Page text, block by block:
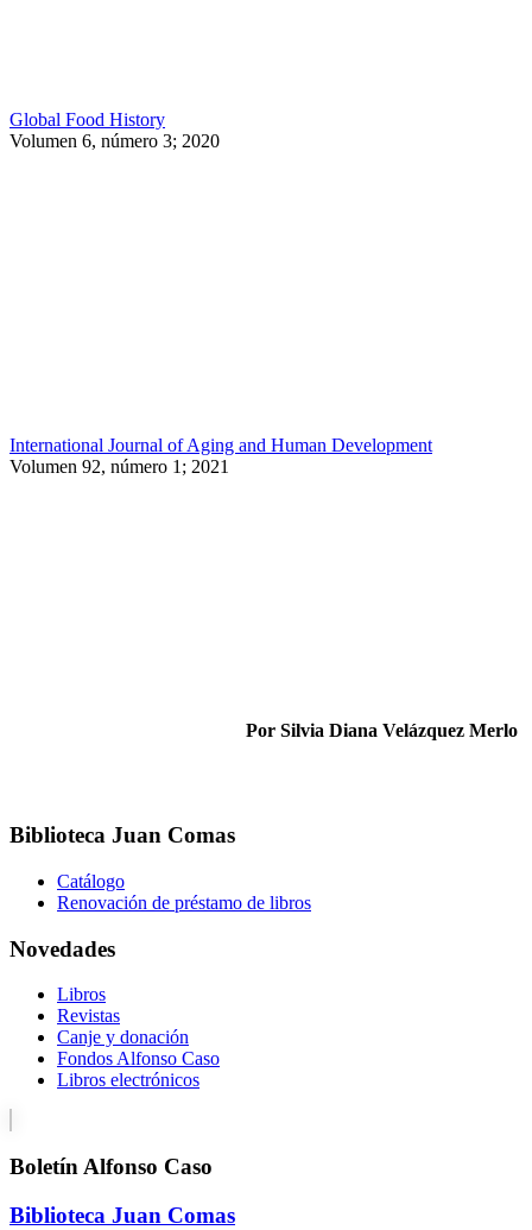
Global Food History
Volumen 6, número 3; 2020
International Journal of Aging and Human Development
Volumen 92, número 1; 2021
Por Silvia Diana Velázquez Merlo
Biblioteca Juan Comas
Catálogo
Renovación de préstamo de libros
Novedades
Libros
Revistas
Canje y donación
Fondos Alfonso Caso
Libros electrónicos
Boletín Alfonso Caso
Biblioteca Juan Comas